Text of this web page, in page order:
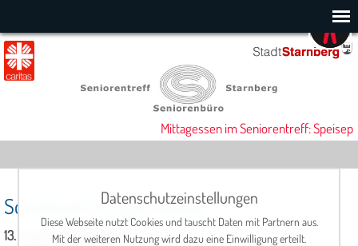
Mittagessen im Seniorentreff:
Schafkopf-Gruppe Weber
13. August 2025, 14:00 Uhr
Datenschutzeinstellungen
Diese Webseite nutzt Cookies und tauscht Daten mit Partnern aus.
Mit der weiteren Nutzung wird dazu eine Einwilligung erteilt.